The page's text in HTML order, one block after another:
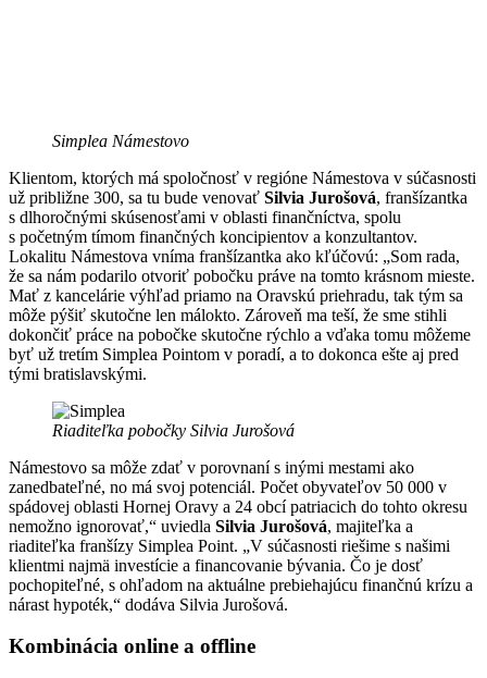
Simplea Námestovo
Klientom, ktorých má spoločnosť v regióne Námestova v súčasnosti
už približne 300, sa tu bude venovať Silvia Jurošová, franšízantka
s dlhoročnými skúsenosťami v oblasti finančníctva, spolu
s početným tímom finančných koncipientov a konzultantov.
Lokalitu Námestova vníma franšízantka ako kľúčovú: „Som rada,
že sa nám podarilo otvoriť pobočku práve na tomto krásnom mieste.
Mať z kancelárie výhľad priamo na Oravskú priehradu, tak tým sa
môže pýšiť skutočne len málokto. Zároveň ma teší, že sme stihli
dokončiť práce na pobočke skutočne rýchlo a vďaka tomu môžeme
byť už tretím Simplea Pointom v poradí, a to dokonca ešte aj pred
tými bratislavskými.
Riaditeľka pobočky Silvia Jurošová
Námestovo sa môže zdať v porovnaní s inými mestami ako
zanedbateľné, no má svoj potenciál. Počet obyvateľov 50 000 v
spádovej oblasti Hornej Oravy a 24 obcí patriacich do tohto okresu
nemožno ignorovať,“ uviedla Silvia Jurošová, majiteľka a
riaditeľka franšízy Simplea Point. „V súčasnosti riešime s našimi
klientmi najmä investície a financovanie bývania. Čo je dosť
pochopiteľné, s ohľadom na aktuálne prebiehajúcu finančnú krízu a
nárast hypoték,“ dodáva Silvia Jurošová.
Kombinácia online a offline